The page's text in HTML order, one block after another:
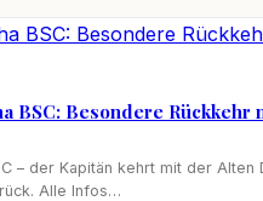
BSC: Besondere Rückkehr
– der Kapitän kehrt mit der Alten
Alle Infos…